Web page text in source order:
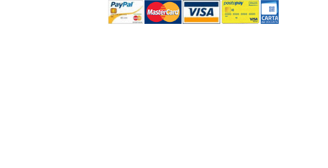
Allora iscriviti alla nostra newsletter!
Sarai informato delle nostre novità, potrai
comunque cancellarti quando desideri.